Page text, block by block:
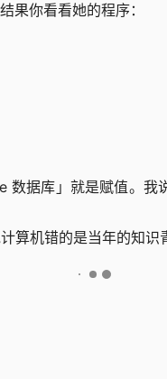
果你看看她的程序：
数据库」就是赋值。
算机错的是当年的知识